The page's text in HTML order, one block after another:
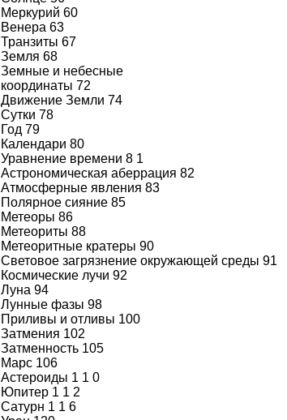
Меркурий 60
Венера 63
Транзиты 67
Земля 68
Земные и небесные
координаты 72
Движение Земли 74
Сутки 78
Год 79
Календари 80
Уравнение времени 8 1
Астрономическая аберрация 82
Атмосферные явления 83
Полярное сияние 85
Метеоры 86
Метеориты 88
Метеоритные кратеры 90
Световое загрязнение окружающей среды 91
Космические лучи 92
Луна 94
Лунные фазы 98
Приливы и отливы 100
Затмения 102
Затменность 105
Марс 106
Астероиды 1 1 0
Юпитер 1 1 2
Сатурн 1 1 6